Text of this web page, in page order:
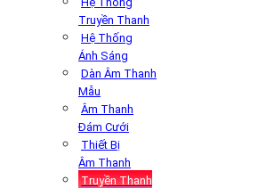
Truyền Thanh
Hệ Thống
Ánh Sáng
Dàn Âm Thanh
Mẫu
Âm Thanh
Đám Cưới
Thiết Bị
Âm Thanh
Truyền Thanh